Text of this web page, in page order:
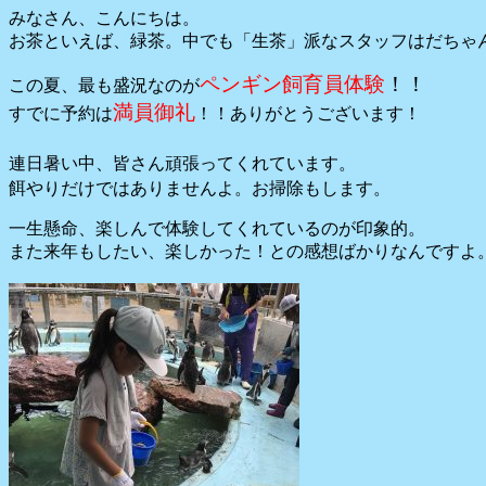
みなさん、こんにちは。
お茶といえば、緑茶。中でも「生茶」派なスタッフはだちゃ
この夏、最も盛況なのがペンギン飼育員体験 ！！
すでに予約は満員御礼 ！！ありがとうございます！
連日 暑い中、皆さん頑張ってくれています。
餌やりだけではありませんよ。お掃除もします。
一生懸命、楽しんで体験してくれているのが印象的。
また来年もしたい、楽しかった！との感想ばかりなんですよ。